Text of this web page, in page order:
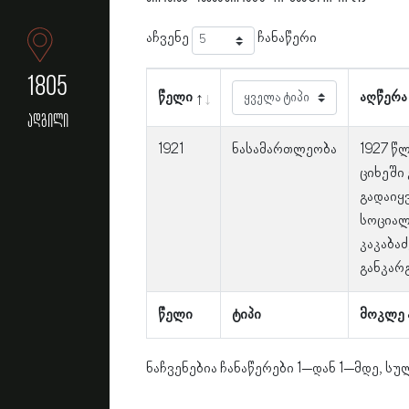
1805
ადგილი
აჩვენე ჩანაწერი
წელი აღწერა
წელი ტიპი მოკლე
1921 ნასამართლეობა
1927
ნაჩვენებია ჩანაწერები 1–დან 1–მდე,